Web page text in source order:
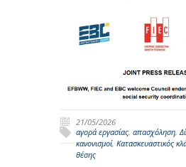
21/05/2026
αγορά εργασίας, απασχόληση,
κανονισμοί, Κατασκευαστικός
θέσης